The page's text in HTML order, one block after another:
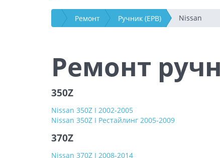
Ремонт ⁠Ручник (EPB) Nissan
Ремонт
350Z
Nissan 350Z I 2002-2005
Nissan 350Z I Рестайлинг 2005-2009
370Z
Nissan 370Z I 2008-2014